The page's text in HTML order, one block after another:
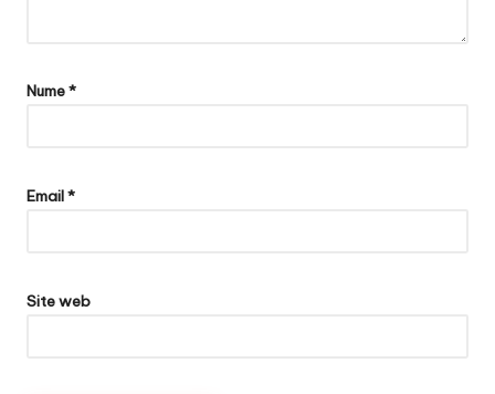
Nume*
Email*
Site web